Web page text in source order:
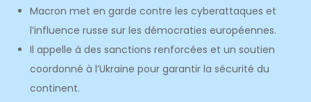
Macron met en garde contre les cyberattaques et
l’influence russe sur les démocraties européennes.
Il appelle à des sanctions renforcées et un soutien
coordonné à l’Ukraine pour garantir la sécurité du
continent.